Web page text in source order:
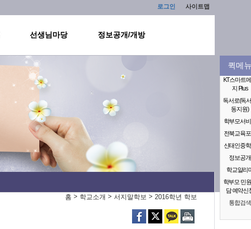
로그인 사이트맵
선생님마당 정보공개/개방
퀵메
KT스마트
지 Plus
독서로(독
동지원)
학부모서
전북교육
신태인중
정보공개
학교알리
학부모 민
담 예약신
통합검색
홈 > 학교소개 > 서지말학보 > 2016학년 학보